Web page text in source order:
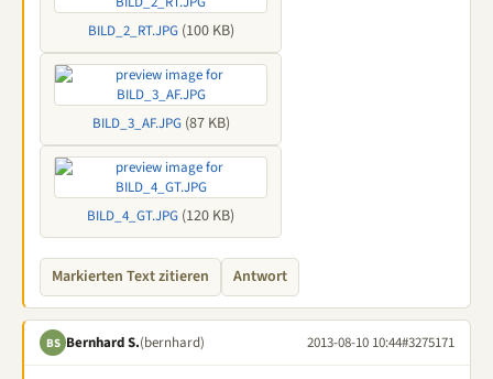
BILD_2_RT.JPG(100 KB)
BILD_3_AF.JPG(87 KB)
BILD_4_GT.JPG (120 KB)
Markierten Text zitieren Antwort
BS Bernhard S.(bernhard) 2013-08-10 10:44#3275171